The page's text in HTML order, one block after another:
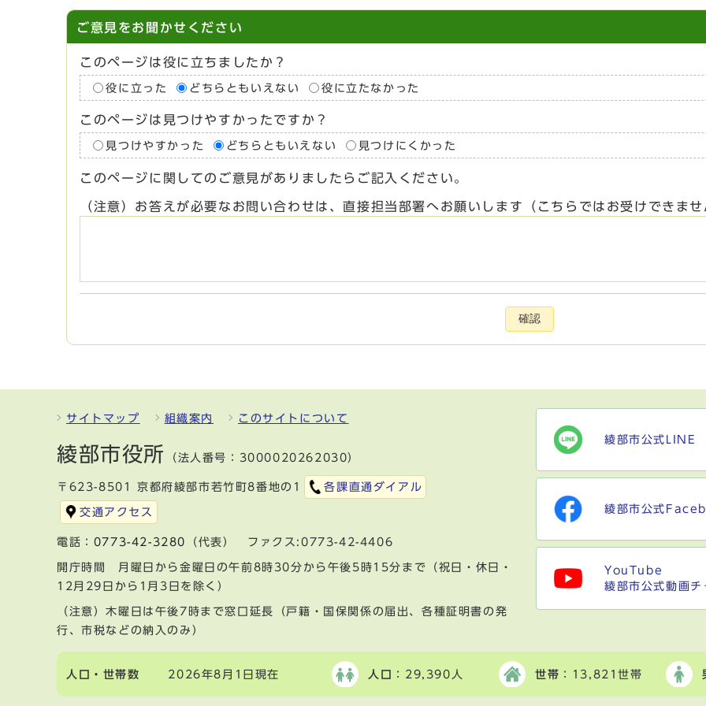
ご意見をお聞かせください
このページは役に立ちましたか？
役に立った どちらともいえない 役に立たなかった
このページは見つけやすかったですか？
見つけやすかった どちらともいえない 見つけにくかった
このページに関してのご意見がありましたらご記入ください。
（注意）お答えが必要なお問い合わせは、直接担当部署へお願いします（こちらではお受けできま
確認
サイトマップ 組織案内 このサイトについて
綾部市役所 （法人番号：3000020262030）
〒623-8501 京都府綾部市若竹町8番地の1 各課直通ダイアル
交通アクセス
電話： 0773-42-3280 （代表） ファクス:0773-42-4406
開庁時間 月曜日から金曜日の午前8時30分から午後5時15分まで（祝日・休日・
12月29日から1月3日を除く）
（注意）木曜日は午後7時まで窓口延長（戸籍・国保関係の届出、各種証明書の発
行、市税などの納入のみ）
綾部市公式LINE
綾部市公式
YouTube
綾部市公式動画チ
人口・世帯数 2026年8月1日現在 人口 ：29,390人 世帯 ：13,821世帯